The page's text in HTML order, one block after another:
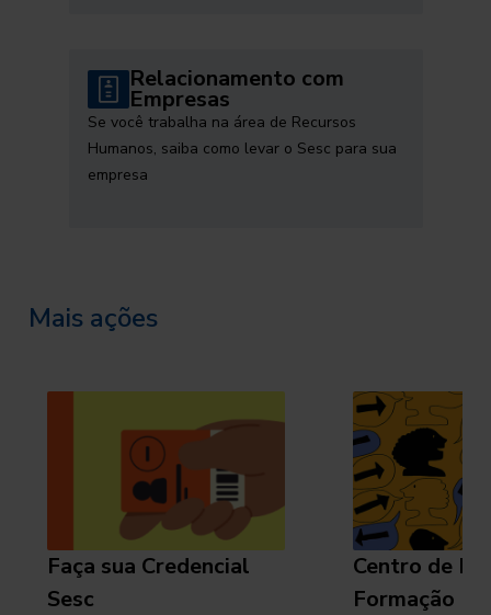
Relacionamento com
Empresas
Se você trabalha na área de Recursos
Humanos, saiba como levar o Sesc para sua
empresa
Mais ações
Faça sua Credencial
Sesc
Centro de
Formação